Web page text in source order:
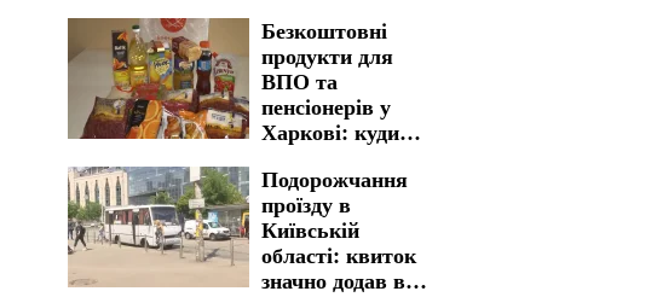
вартість стала
реальністю
Безкоштовні
продукти для
ВПО та
пенсіонерів у
Харкові: куди
отримання
життєво важливої
допомоги
Подорожчання
проїзду в
Київській
області: квиток
значно додав в